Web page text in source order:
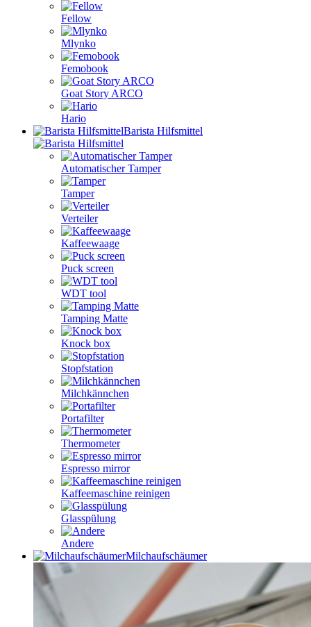
Fellow
Mlynko
Femobook
Goat Story ARCO
Hario
Barista Hilfsmittel
Automatischer Tamper
Tamper
Verteiler
Kaffeewaage
Puck screen
WDT tool
Tamping Matte
Knock box
Stopfstation
Milchkännchen
Portafilter
Thermometer
Espresso mirror
Kaffeemaschine reinigen
Glasspülung
Andere
Milchaufschäumer